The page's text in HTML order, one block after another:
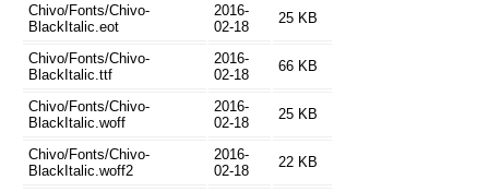
Chivo/Fonts/Chivo-
BlackItalic.eot
2016-
02-18
25 KB
Chivo/Fonts/Chivo-
BlackItalic.ttf
2016-
02-18
66 KB
Chivo/Fonts/Chivo-
BlackItalic.woff
2016-
02-18
25 KB
Chivo/Fonts/Chivo-
BlackItalic.woff2
2016-
02-18
22 KB